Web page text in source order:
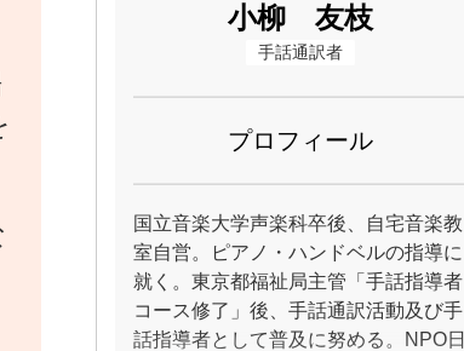
小柳 友枝
手話通訳者
プロフィール
国立音楽大学声楽科卒後、自宅音楽教
室自営。ピアノ・ハンドベルの指導に
就く。東京都福祉局主管「手話指導者
コース修了」後、手話通訳活動及び手
話指導者として普及に努める。NPO日